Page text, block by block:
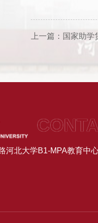
上一篇： 国家助学
河北大学B1-MPA教育中